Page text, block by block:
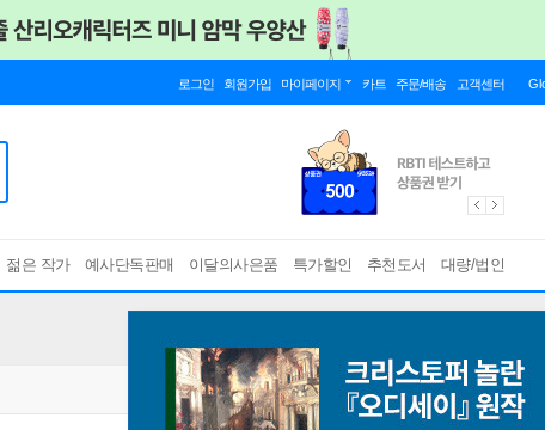
로그인 회원가입 마이페이지 카트 주문/배송 고객센터
젊은 작가 예사단독판매 이달의사은품 특가할인 추천도서 대량/법인